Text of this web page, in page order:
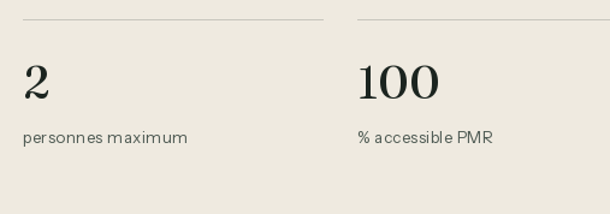
2
personnes maximum
100
% accessible PMR